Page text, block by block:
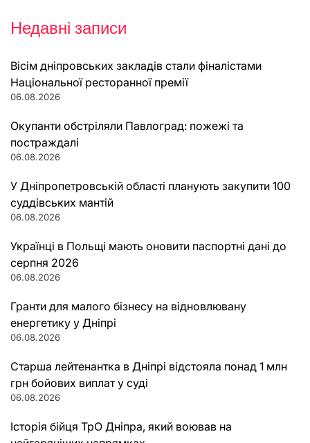
Недавні записи
Вісім дніпровських закладів стали фіналістами
Національної ресторанної премії
06.08.2026
Окупанти обстріляли Павлоград: пожежі та
постраждалі
06.08.2026
У Дніпропетровській області планують закупити 100
суддівських мантій
06.08.2026
Українці в Польщі мають оновити паспортні дані до
серпня 2026
06.08.2026
Гранти для малого бізнесу на відновлювану
енергетику у Дніпрі
06.08.2026
Старша лейтенантка в Дніпрі відстояла понад 1 млн
грн бойових виплат у суді
06.08.2026
Історія бійця ТрО Дніпра, який воював на